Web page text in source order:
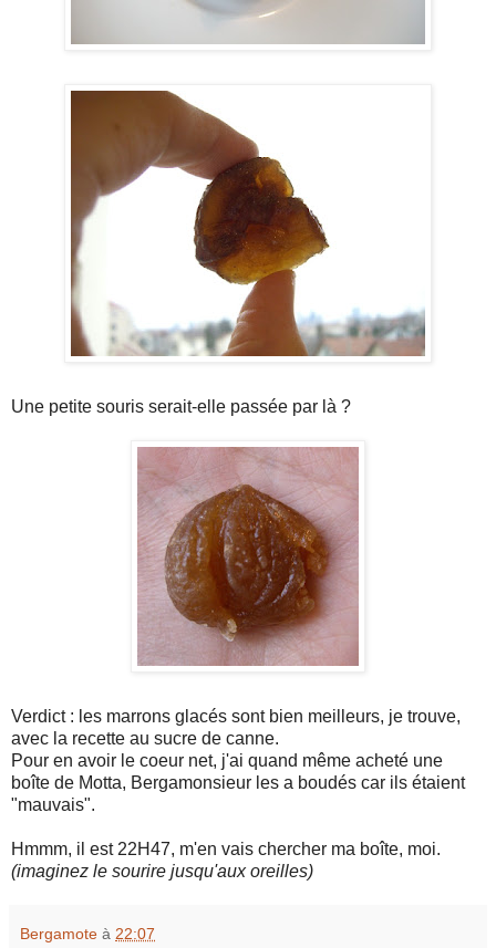
Une petite souris serait-elle passée par là ?
Verdict : les marrons glacés sont bien meilleurs, je trouve,
avec la recette au sucre de canne.
Pour en avoir le coeur net, j'ai quand même acheté une
boîte de Motta, Bergamonsieur les a boudés car ils étaient
"mauvais".
Hmmm, il est 22H47, m'en vais chercher ma boîte, moi.
(imaginez le sourire jusqu'aux oreilles)
Bergamote à 22:07